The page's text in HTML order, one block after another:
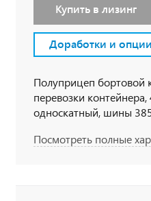
Купить в лизинг
Доработки и опции
Полуприцеп бортовой
перевозки
односкатный, шины
контейнеровозные
Посмотреть полные